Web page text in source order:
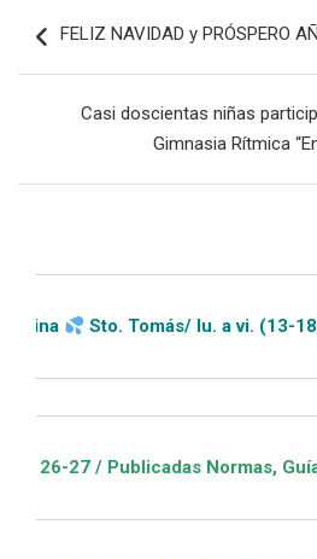
de
FELIZ NAVIDAD y PRÓSPERO
Casi doscientas niñas
Gimnasia Rítmica
Tomás/ lu. a vi. (13-18h)/ sa.-
Publicadas Normas, Guía y